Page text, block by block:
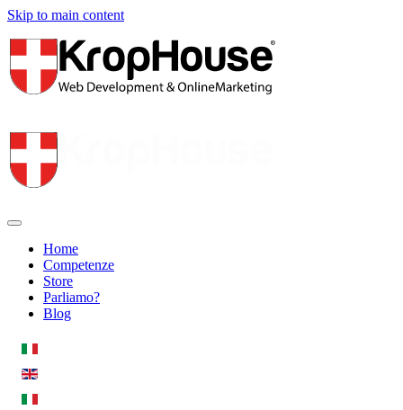
Skip to main content
Home
Competenze
Store
Parliamo?
Blog